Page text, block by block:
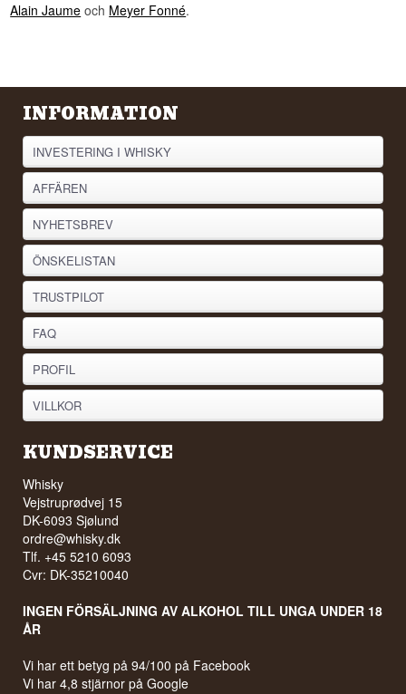
Alain Jaume och Meyer Fonné.
INFORMATION
INVESTERING I WHISKY
AFFÄREN
NYHETSBREV
ÖNSKELISTAN
TRUSTPILOT
FAQ
PROFIL
VILLKOR
KUNDSERVICE
Whisky
Vejstruprødvej 15
DK-6093 Sjølund
ordre@whisky.dk
Tlf. +45 5210 6093
Cvr: DK-35210040
INGEN FÖRSÄLJNING AV ALKOHOL TILL UNGA UNDER 18
ÅR
Vi har ett betyg på 94/100 på Facebook
Vi har 4,8 stjärnor på Google